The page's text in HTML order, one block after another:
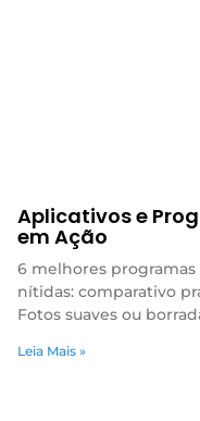
Aplicativos e
em Ação
6 melhores programas
nítidas: comparativo
Fotos suaves ou
Leia Mais »